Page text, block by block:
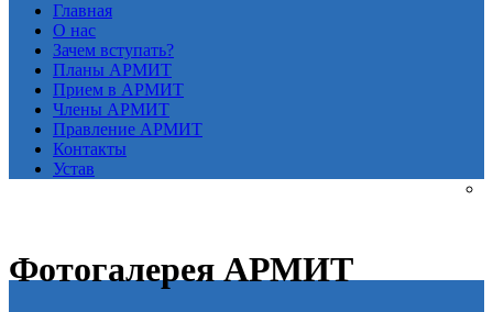
Главная
О нас
Зачем вступать?
Планы АРМИТ
Прием в АРМИТ
Члены АРМИТ
Правление АРМИТ
Контакты
Устав
Фотогалерея АРМИТ